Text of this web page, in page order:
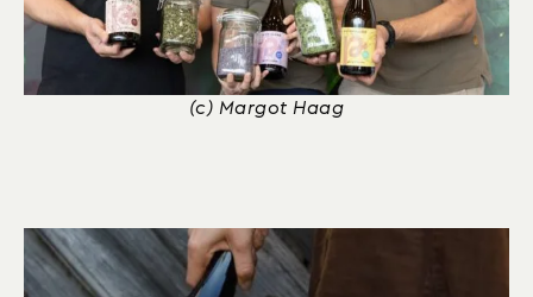
(c) Margot Haag